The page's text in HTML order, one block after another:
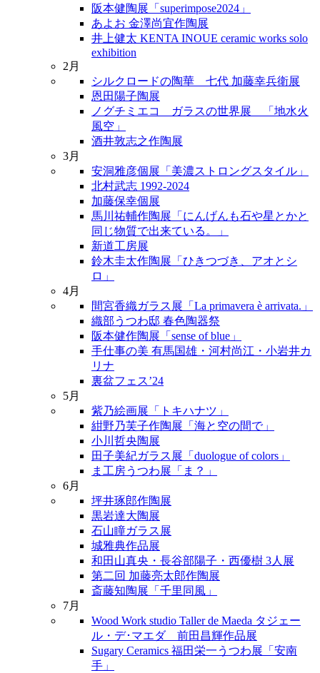
阪本健陶展「superimpose2024」
あよお 金澤尚宜作陶展
井上健太 KENTA INOUE ceramic works solo
exhibition
2月
シルクロードの陶華 七代 加藤幸兵衛展
恩田陽子陶展
ノグチミエコ ガラスの世界展 「地水火
風空」
酒井敦志之作陶展
3月
安洞雅彦個展「美濃ストロングスタイル」
北村武志 1992-2024
加藤保幸個展
馬川祐輔作陶展「にんげんも石や星とかと
同じ物質で出来ている。」
新道工房展
鈴木圭太作陶展「ひきつづき、アオとシ
ロ」
4月
間宮香織ガラス展「La primavera è arrivata.」
織部うつわ邸 春色陶器祭
阪本健作陶展「sense of blue」
手仕事の美 有馬国雄・河村尚江・小岩井カ
リナ
裏盆フェス’24
5月
紫乃絵画展「トキハナツ」
紺野乃芙子作陶展「海と空の間で」
小川哲央陶展
田子美紀ガラス展「duologue of colors」
ま工房うつわ展「ま？」
6月
坪井琢郎作陶展
黒岩達大陶展
石山瞳ガラス展
城雅典作品展
和田山真央・長谷部陽子・西優樹 3人展
第二回 加藤亮太郎作陶展
斎藤知陶展「千里同風」
7月
Wood Work studio Taller de Maeda タジェー
ル・デ･マエダ 前田昌輝作品展
Sugary Ceramics 福田栄一うつわ展「安南
手」